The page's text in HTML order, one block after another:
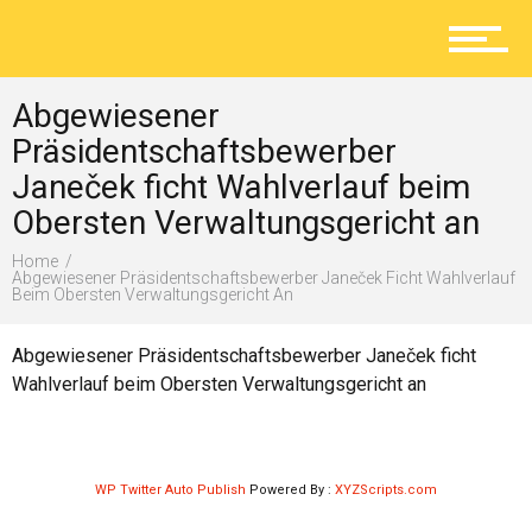
Lokal
Ratgeber
Abgewiesener
Präsidentschaftsbewerber
Janeček ficht Wahlverlauf beim
Obersten Verwaltungsgericht an
Home
Abgewiesener Präsidentschaftsbewerber Janeček Ficht Wahlverlauf
Beim Obersten Verwaltungsgericht An
Abgewiesener Präsidentschaftsbewerber Janeček ficht
Wahlverlauf beim Obersten Verwaltungsgericht an
WP Twitter Auto Publish Powered By : XYZScripts.com